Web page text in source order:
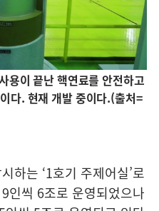
용이 끝난 핵연료를 안전하고
다. 현재 개발 중이다.(출처=
하는 ‘1호기 주제어실’로
인씩 6조로 운영되었으나